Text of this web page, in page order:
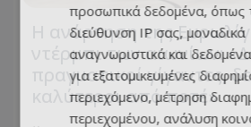
Η ανάρτηση της
ντέρμπι των αιωνίων:
πραγματικοί γίγαντες,
καλύτεροι από ποτέ»
προσωπικά δεδομένα, όπως
διεύθυνση IP σας, μοναδικά
αναγνωριστικά και
για εξατομικευμένες
περιεχόμενο, μέτρηση
περιεχομένου, ανάλυση